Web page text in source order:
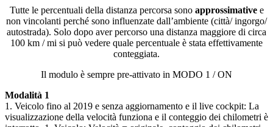
Tutte le percentuali della distanza percorsa sono approssimativee
non vincolanti perché sono influenzate dall’ambiente (città/ ingorgo/
autostrada). Solo dopo aver percorso una distanza maggiore di circa
100 km / mi si può vedere quale percentuale è stata effettivamente
conteggiata.
Il modulo è sempre pre-attivato in MODO 1 / ON
Modalità 1
1. Veicolo fino al 2019 e senza aggiornamento e il live cockpit: La
visualizzazione della velocità funziona e il conteggio dei chilometri è